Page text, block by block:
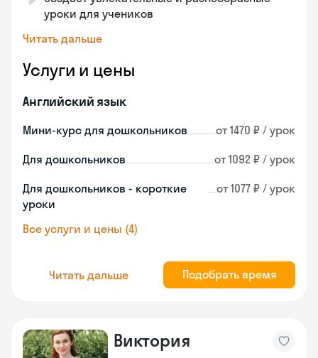
уроки для учеников
Читать дальше
Услуги и цены
Английский язык
Мини-курс для дошкольников от 1470 ₽ / урок
Для дошкольников от 1092 ₽ / урок
Для дошкольников - короткие
уроки
от 1077 ₽ / урок
Все услуги и цены (4)
Читать дальше Подобрать время
Виктория